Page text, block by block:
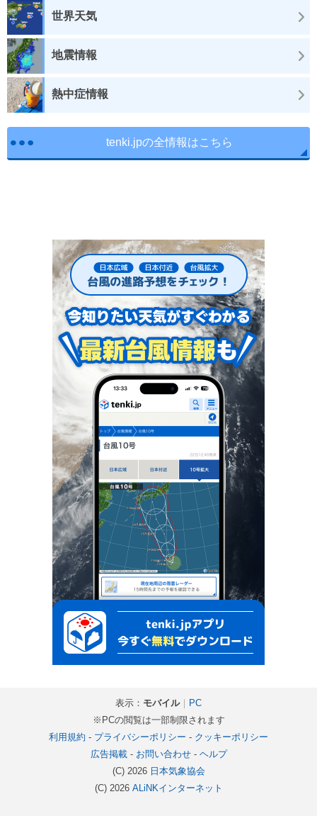
世界天気
地震情報
熱中症情報
tenki.jpの全情報はこちら
表示： モバイル｜ PC
※PCの閲覧は一部制限されます
利用規約 - プライバシーポリシー - クッキーポリシー
広告掲載- お問い合わせ- ヘルプ
(C) 2026 日本気象協会
(C) 2026 ALiNKインターネット